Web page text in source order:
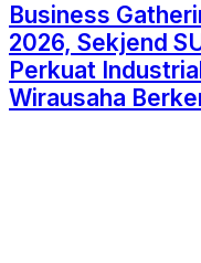
Business
2026, Sekjend
Perkuat
Wirausaha